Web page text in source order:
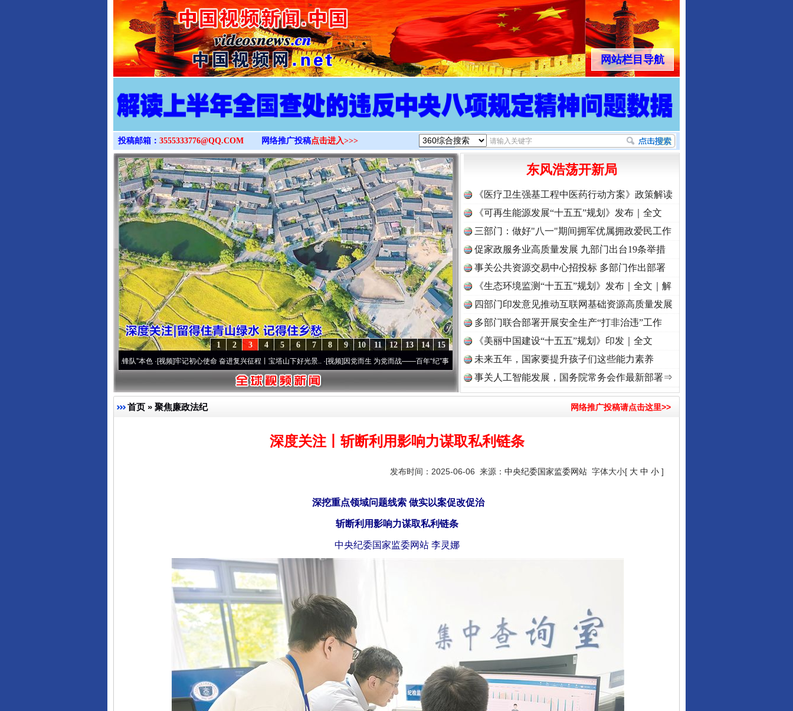
>
网站栏目导航
投稿邮箱： 3555333776@QQ.COM 网络推广投稿点击进入>>>
15
14
13
12
11
10
9
8
7
6
5
4
3
2
1
·[视频]牢记初心使命 奋进复兴征程丨宝塔山下好光景..·[视频]因党而生 为党而战——百年“纪”事⑧加强纪律..·[视频]牢记初心使命 奋进复兴征程丨“转折之城”激荡..·[视频] 牢记初心使命 奋进复兴征程丨红船起航处 潮起..
东风浩荡开新局
《医疗卫生强基工程中医药行动方案》政策解读
《可再生能源发展“十五五”规划》发布｜全文
三部门：做好"八一"期间拥军优属拥政爱民工作
促家政服务业高质量发展 九部门出台19条举措
事关公共资源交易中心招投标 多部门作出部署
《生态环境监测“十五五”规划》发布｜全文｜解
读
四部门印发意见推动互联网基础资源高质量发展
多部门联合部署开展安全生产“打非治违”工作
《美丽中国建设“十五五”规划》印发｜全文
未来五年，国家要提升孩子们这些能力素养
事关人工智能发展，国务院常务会作最新部署⇒
首页 » 聚焦廉政法纪 网络推广投稿请点击这里>>
深度关注丨斩断利用影响力谋取私利链条
发布时间：2025-06-06 来源： 中央纪委国家监委网站 字体大小[ 大 中 小 ]
深挖重点领域问题线索 做实以案促改促治
斩断利用影响力谋取私利链条
中央纪委国家监委网站 李灵娜